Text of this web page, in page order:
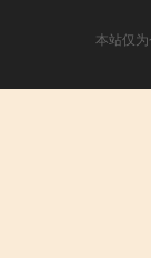
本站仅